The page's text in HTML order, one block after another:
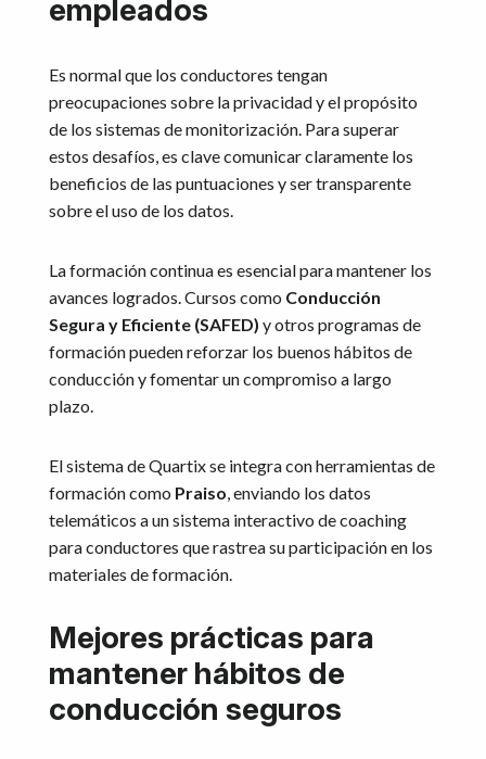
empleados
Es normal que los conductores tengan
preocupaciones sobre la privacidad y el propósito
de los sistemas de monitorización. Para superar
estos desafíos, es clave comunicar claramente los
beneficios de las puntuaciones y ser transparente
sobre el uso de los datos.
La formación continua es esencial para mantener los
avances logrados. Cursos como Conducción
Segura y Eficiente (SAFED) y otros programas de
formación pueden reforzar los buenos hábitos de
conducción y fomentar un compromiso a largo
plazo.
El sistema de Quartix se integra con herramientas de
formación como Praiso, enviando los datos
telemáticos a un sistema interactivo de coaching
para conductores que rastrea su participación en los
materiales de formación.
Mejores prácticas para
mantener hábitos de
conducción seguros